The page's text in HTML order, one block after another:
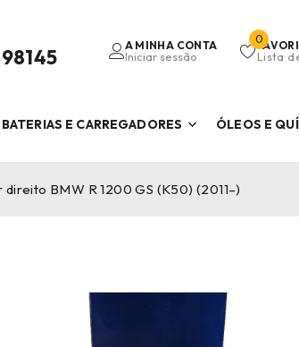
A MINHA CONTA
Iniciar sessão
0
Lista
BATERIAS E CARREGADORES ÓLEOS E
BMW R 1200 GS (K50) (2011–)